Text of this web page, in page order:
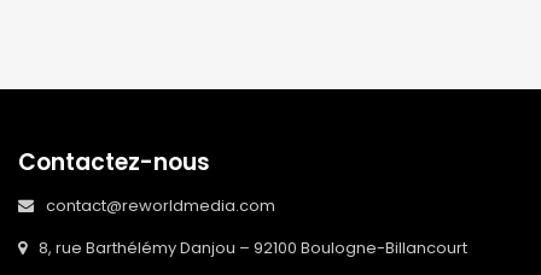
Contactez-nous
contact@reworldmedia.com
8, rue Barthélémy Danjou – 92100 Boulogne-Billancourt